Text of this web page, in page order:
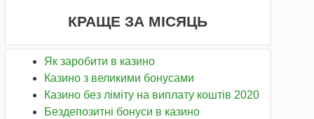
КРАЩЕ ЗА МІСЯЦЬ
Як заробити в казино
Казино з великими бонусами
Казино без ліміту на виплату коштів 2020
Бездепозитні бонуси в казино